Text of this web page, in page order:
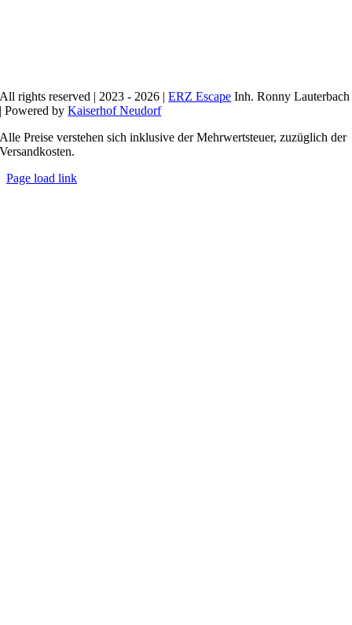
All rights reserved | 2023 - 2026 |ERZ Escape Inh. Ronny Lauterbach
| Powered byKaiserhof Neudorf
Alle Preise verstehen sich inklusive der Mehrwertsteuer, zuzüglich der
Versandkosten.
Page load link